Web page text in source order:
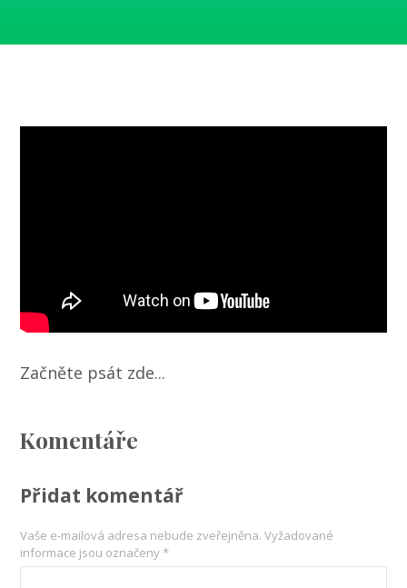
Začněte psát zde...
Komentáře
Přidat komentář
Vaše e-mailová adresa nebude zveřejněna. Vyžadované
informace jsou označeny*